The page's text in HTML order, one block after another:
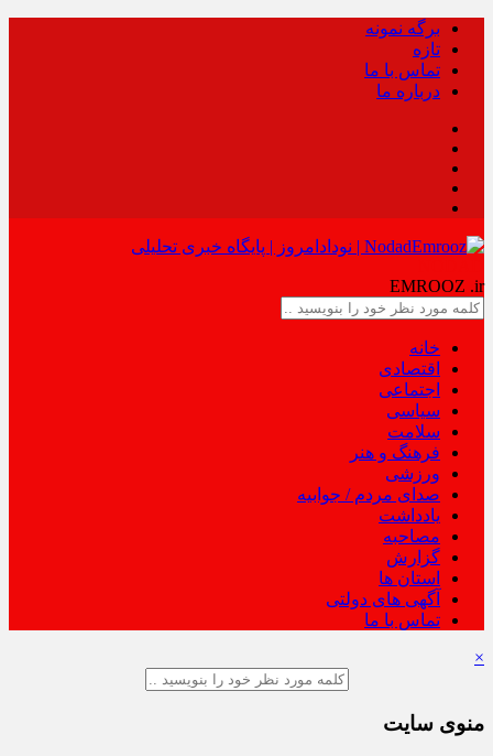
برگه نمونه
تازه
تماس با ما
درباره ما
EMROOZ .ir
خانه
اقتصادی
اجتماعی
سیاسی
سلامت
فرهنگ و هنر
ورزشی
صدای مردم / جوابیه
یادداشت
مصاحبه
گزارش
استان ها
آگهی های دولتی
تماس با ما
×
منوی سایت